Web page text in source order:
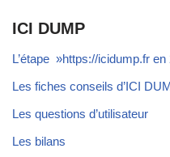
ICI DUMP
L’étape »https://icidump.fr
Les fiches conseils d’ICI
Les questions d’utilisateur
Les bilans